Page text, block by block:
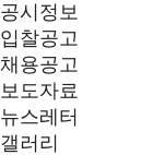
공시정보
입찰공고
채용공고
보도자료
뉴스레터
갤러리